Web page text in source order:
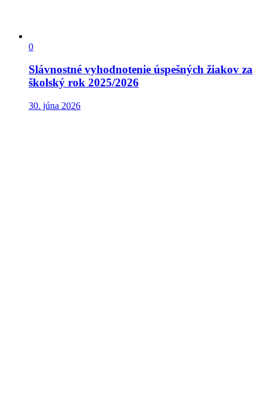
0
Slávnostné vyhodnotenie úspešných žiakov za
školský rok 2025/2026
30. júna 2026